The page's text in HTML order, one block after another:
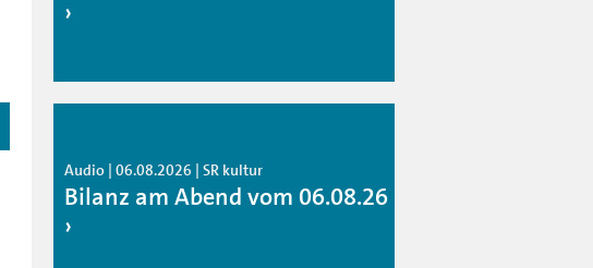
Audio | 06.08.2026 | SR kultur
Bilanz am Abend vom 06.08.26